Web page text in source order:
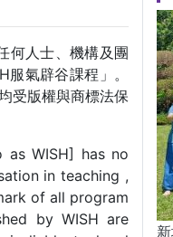
何人士、機構及團
氣辟谷課程」。
受版權與商標法保
WISH] has no
in teaching ,
of all program
by WISH are